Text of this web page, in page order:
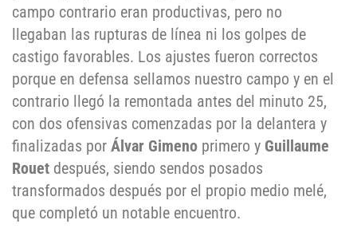
campo contrario eran productivas, pero no
llegaban las rupturas de línea ni los golpes de
castigo favorables. Los ajustes fueron correctos
porque en defensa sellamos nuestro campo y en el
contrario llegó la remontada antes del minuto 25,
con dos ofensivas comenzadas por la delantera y
finalizadas por Álvar Gimeno primero y Guillaume
Rouet después, siendo sendos posados
transformados después por el propio medio melé,
que completó un notable encuentro.